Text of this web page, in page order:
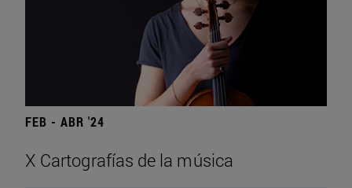
FEB - ABR '24
X Cartografías de la música